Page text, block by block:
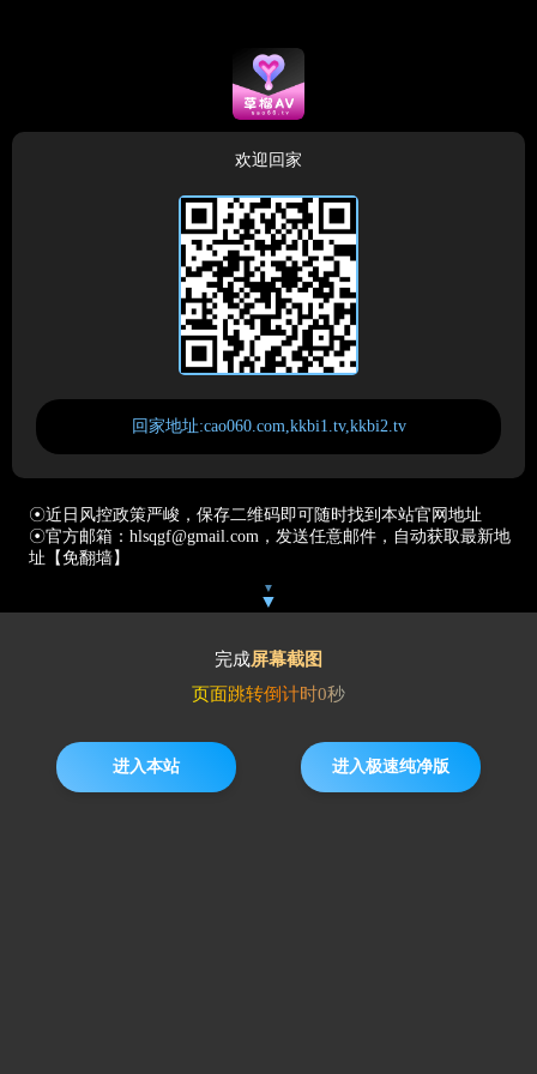
欢迎回家
回家地址:cao060.com,kkbi1.tv,kkbi2.tv
☉近日风控政策严峻，保存二维码即可随时找到本站官网地址
☉官方邮箱：hlsqgf@gmail.com，发送任意邮件，自动获取最新地
址【免翻墙】
▼
▼
完成屏幕截图
页面跳转倒计时0秒
进入本站 进入极速纯净版